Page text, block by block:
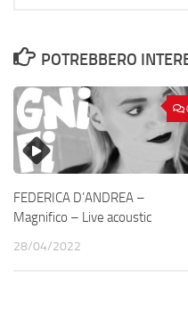
POTREBBERO
FEDERICA D’ANDREA –
Magnifico – Live acoustic
28/04/2022